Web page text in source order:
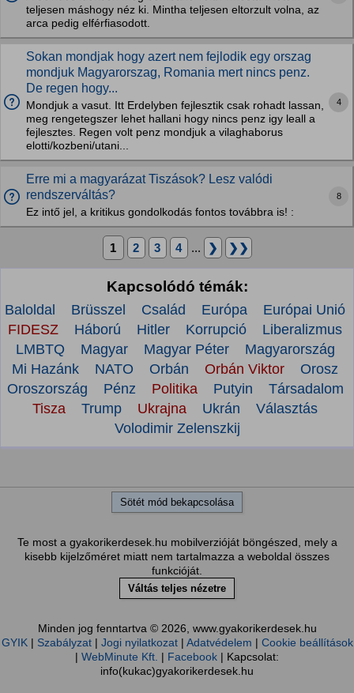
teljesen máshogy néz ki. Mintha teljesen eltorzult volna, az
arca pedig elférfiasodott.
Sokan mondjak hogy azert nem fejlodik egy orszag
mondjuk Magyarorszag, Romania mert nincs penz.
De regen hogy...
Mondjuk a vasut. Itt Erdelyben fejlesztik csak rohadt lassan,
meg rengetegszer lehet hallani hogy nincs penz igy leall a
fejlesztes. Regen volt penz mondjuk a vilaghaborus
elotti/kozbeni/utani...
4
Erre mi a magyarázat Tiszások? Lesz valódi
rendszerváltás?
Ez intő jel, a kritikus gondolkodás fontos továbbra is! :
8
1 2 3 4 ... ❯ ❯❯
Kapcsolódó témák:
Baloldal Brüsszel Család Európa
Európai Unió
FIDESZ
Háború Hitler Korrupció
Liberalizmus
LMBTQ
Magyar Magyar Péter
Magyarország
Mi Hazánk
NATO Orbán Orbán Viktor
Orosz
Oroszország
Pénz Politika Putyin
Társadalom
Tisza
Trump Ukrajna Ukrán
Választás
Volodimir Zelenszkij
Sötét mód bekapcsolása
Te most a gyakorikerdesek.hu mobilverzióját böngészed, mely a
kisebb kijelzőméret miatt nem tartalmazza a weboldal összes
funkcióját.
Váltás teljes nézetre
Minden jog fenntartva © 2026, www.gyakorikerdesek.hu
GYIK| Szabályzat| Jogi nyilatkozat| Adatvédelem | Cookie beállítások
| WebMinute Kft. | Facebook | Kapcsolat:
info(kukac)gyakorikerdesek.hu